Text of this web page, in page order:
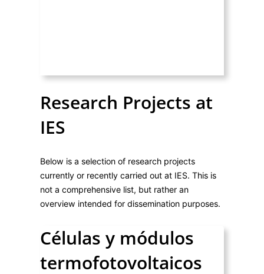
Research Projects at
IES
Below is a selection of research projects
currently or recently carried out at IES. This is
not a comprehensive list, but rather an
overview intended for dissemination purposes.
Células y módulos
termofotovoltaicos